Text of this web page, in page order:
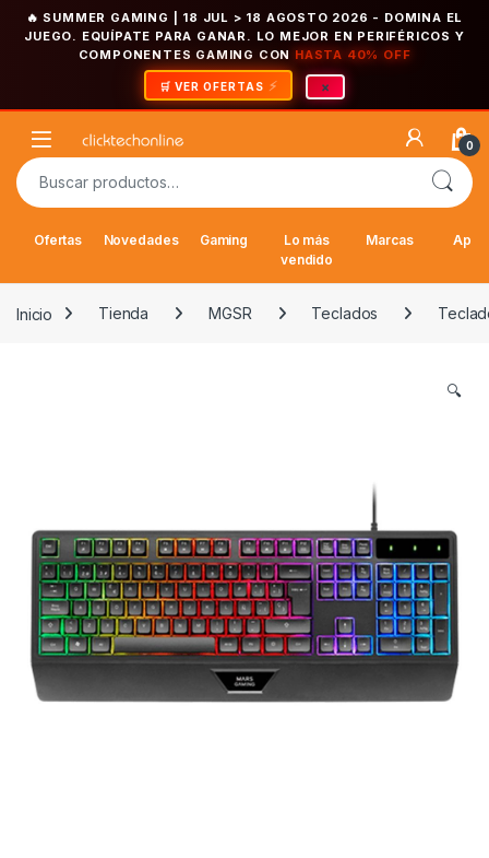
🔥 SUMMER GAMING | 18 JUL > 18 AGOSTO 2026 - DOMINA EL
JUEGO. EQUÍPATE PARA GANAR. LO MEJOR EN PERIFÉRICOS Y
COMPONENTES GAMING CON HASTA 40% OFF
🛒 VER OFERTAS ×
Open 0
Buscar por:
Ofertas Novedades Gaming
Lo más
vendido
Marcas
Inicio Tienda MGSR Teclados
🔍